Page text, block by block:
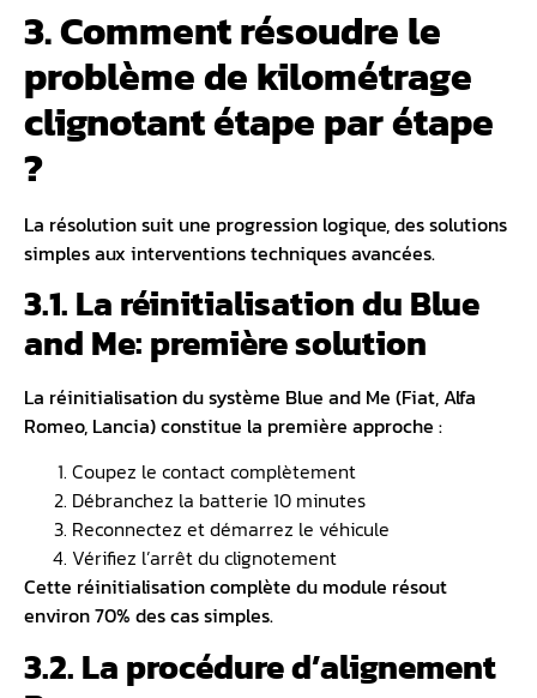
3. Comment résoudre le
problème de kilométrage
clignotant étape par étape
?
La résolution suit une progression logique, des solutions
simples aux interventions techniques avancées.
3.1. La réinitialisation du Blue
and Me: première solution
La réinitialisation du système Blue and Me (Fiat, Alfa
Romeo, Lancia) constitue la première approche :
Coupez le contact complètement
Débranchez la batterie 10 minutes
Reconnectez et démarrez le véhicule
Vérifiez l’arrêt du clignotement
Cette réinitialisation complète du module résout
environ 70% des cas simples.
3.2. La procédure d’alignement